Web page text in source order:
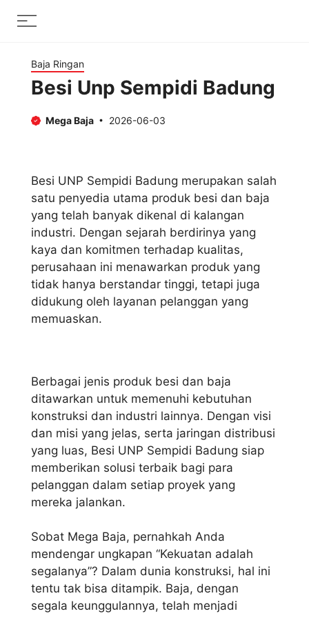
Menu
Baja Ringan
Besi Unp Sempidi Badung
Mega Baja 2026-06-03
Besi UNP Sempidi Badung merupakan salah
satu penyedia utama produk besi dan baja
yang telah banyak dikenal di kalangan
industri. Dengan sejarah berdirinya yang
kaya dan komitmen terhadap kualitas,
perusahaan ini menawarkan produk yang
tidak hanya berstandar tinggi, tetapi juga
didukung oleh layanan pelanggan yang
memuaskan.
Berbagai jenis produk besi dan baja
ditawarkan untuk memenuhi kebutuhan
konstruksi dan industri lainnya. Dengan visi
dan misi yang jelas, serta jaringan distribusi
yang luas, Besi UNP Sempidi Badung siap
memberikan solusi terbaik bagi para
pelanggan dalam setiap proyek yang
mereka jalankan.
Sobat Mega Baja, pernahkah Anda
mendengar ungkapan “Kekuatan adalah
segalanya”? Dalam dunia konstruksi, hal ini
tentu tak bisa ditampik. Baja, dengan
segala keunggulannya, telah menjadi